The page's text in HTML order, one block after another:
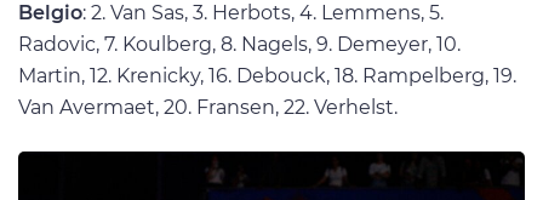
Belgio: 2. Van Sas, 3. Herbots, 4. Lemmens, 5.
Radovic, 7. Koulberg, 8. Nagels, 9. Demeyer, 10.
Martin, 12. Krenicky, 16. Debouck, 18. Rampelberg, 19.
Van Avermaet, 20. Fransen, 22. Verhelst.